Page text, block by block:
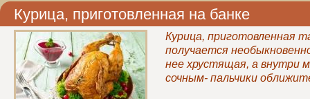
Курица, приготовленная на банке
Курица, приготовленная
получается
нее хрустящая, а внутри
сочным- пальчики